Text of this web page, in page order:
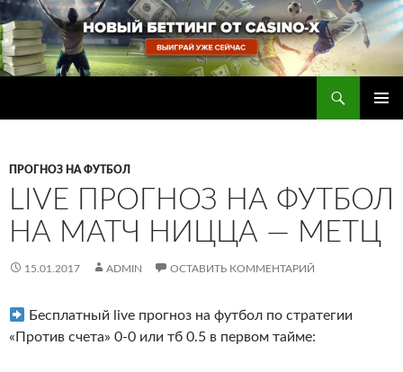
Перейти
к
содержимому
ПРОГНОЗ НА ФУТБОЛ
LIVE ПРОГНОЗ НА ФУТБОЛ
НА МАТЧ НИЦЦА — МЕТЦ
15.01.2017 ADMIN ОСТАВИТЬ КОММЕНТАРИЙ
Бесплатный live прогноз на футбол по стратегии
«Против счета» 0-0 или тб 0.5 в первом тайме: